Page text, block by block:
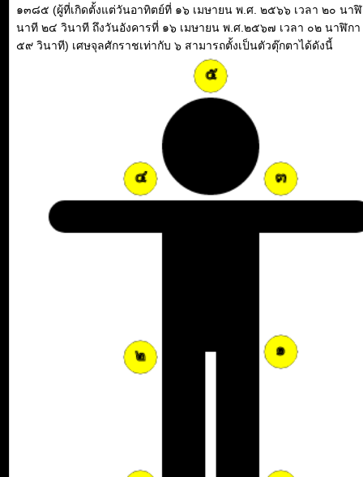
๑๓๘๕ (ผู้ที่เกิดตั้งแต่วันอาทิตย์ที่ ๑๖ เมษายน พ.ศ. ๒๕๖๖ เวลา ๒๐ นา
นาที ๒๔ วินาที ถึงวันอังคารที่ ๑๖ เมษายน พ.ศ.๒๕๖๗ เวลา ๐๒ นาฬิก
๕๙ วินาที) เศษจุลศักราชเท่ากับ ๖ สามารถตั้งเป็นตัวตุ๊กตาได้ดังนี้